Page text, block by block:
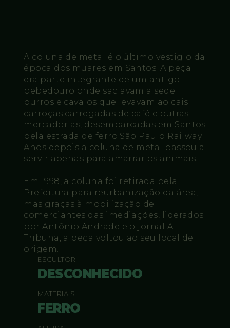
A coluna de metal é o último vestígio da
época dos muares em Santos. A peça
era parte integrante de um antigo
bebedouro onde saciavam a sede
burros e cavalos que levavam ao cais
carroças carregadas de café e outras
mercadorias, desembarcadas em Santos
pela estrada de ferro São Paulo Railway.
Anos depois a coluna de metal passou a
servir apenas para amarrar os animais.
Em 1998, a coluna foi retirada pela
Prefeitura para reurbanização da área,
mas graças à mobilização de
comerciantes das imediações, liderados
por Antônio Andrade e o jornal A
Tribuna, a peça voltou ao seu local de
origem.
ESCULTOR
DESCONHECIDO
MATERIAIS
FERRO